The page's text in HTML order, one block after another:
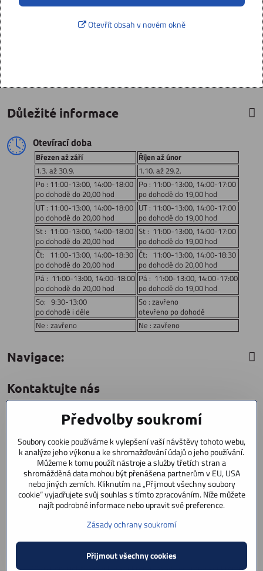
Otevřít obsah v novém okně
Důležité informace
Otevírací doba
Březen až září
Říjen až únor
1.3. až 30.9.
1.10. až 29.2.
Po : 11:00-13:00, 14:00-18:00
po dohodě do 20,00 hod
Po : 11:00-13:00, 14:00-17:00
po dohodě do 19,00 hod
UT : 11:00-13:00, 14:00-18:00
po dohodě do 20,00 hod
UT : 11:00-13:00, 14:00-17:00
po dohodě do 19,00 hod
St : 11:00-13:00, 14:00-18:00
po dohodě do 20,00 hod
St : 11:00-13:00, 14:00-17:00
po dohodě do 19,00 hod
Čt: 11:00-13:00, 14:00-18:30
po dohodě do 20,00 hod
Čt: 11:00-13:00, 14:00-18:30
po dohodě do 20,00 hod
Pá : 11:00-13:00, 14:00-18:00
po dohodě do 20,00 hod
Pá : 11:00-13:00, 14:00-17:00
po dohodě do 19,00 hod
So: 9:30-13:00
po dohodě i déle
So : zavřeno
otevřeno po dohodě
Ne : zavřeno
Ne : zavřeno
Navigace:
Kontaktujte nás
CYCLESTAR s​.r​.o​.
Praha 5 Radotín
153 00
+420 602 856 404
+420 723 603 807
servis
info​@cyclestar​.cz
©2026CopyrightPředvolby soukromíZásady ochrany soukromí
Předvolby soukromí
Soubory cookie používáme k vylepšení vaší návštěvy tohoto webu,
k analýze jeho výkonu a ke shromažďování údajů o jeho používání.
Můžeme k tomu použít nástroje a služby třetích stran a
shromážděná data mohou být přenášena partnerům v EU, USA
nebo jiných zemích. Kliknutím na „Přijmout všechny soubory
cookie“ vyjadřujete svůj souhlas s tímto zpracováním. Níže můžete
najít podrobné informace nebo upravit své preference.
Zásady ochrany soukromí
Přijmout všechny cookies